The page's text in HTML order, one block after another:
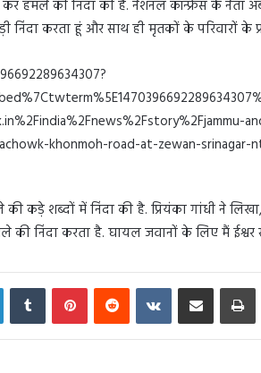
हमले की निंदा की है. नेशनल कॉन्फ्रेंस के नेता
करता हूं और साथ ही मृतकों के परिवारों के
khonmoh-road-at-zewan-srinagar-
की कड़े शब्दों में निंदा की है. प्रियंका गांधी ने
की निंदा करता है. घायल जवानों के लिए मैं ईश्वर से
LinkedInTumblr PinterestReddit VKontakteShare via Email